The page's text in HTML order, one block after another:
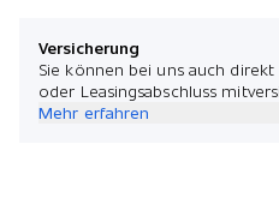
Versicherung
Sie können bei uns auch
oder Leasingsabschluss
Mehr erfahren